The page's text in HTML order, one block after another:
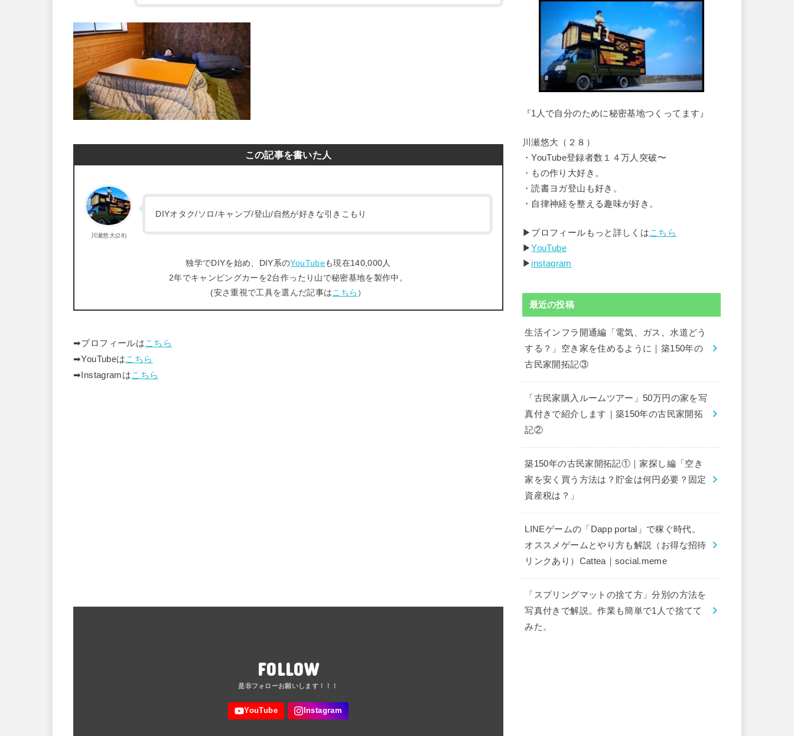
この記事を書いた人
川瀬悠大(28)
DIYオタク/ソロ/キャンプ/登山/自然が好きな引きこもり
独学でDIYを始め、DIY系のYouTubeも現在140,000人
2年でキャンピングカーを2台作ったり山で秘密基地を製作中。
(安さ重視で工具を選んだ記事はこちら ）
➡︎プロフィールはこちら
➡︎YouTubeはこちら
➡︎Instagramはこちら
FOLLOW
『1人で自分のために秘密基地つくってます』
川瀬悠大（２８）
・YouTube登録者数１４万人突破〜
・もの作り大好き。
・読書ヨガ登山も好き。
・自律神経を整える趣味が好き。
▶︎プロフィールもっと詳しくはこちら
▶︎YouTube
▶︎ instagram
最近の投稿
生活インフラ開通編「電気、ガス、水道どう
する？」空き家を住めるように｜築150年の
古民家開拓記③
「古民家購入ルームツアー」50万円の家を写
真付きで紹介します｜築150年の古民家開拓
記②
築150年の古民家開拓記①｜家探し編「空き
家を安く買う方法は？貯金は何円必要？固定
資産税は？」
LINEゲームの「Dapp portal」で稼ぐ時代。
オススメゲームとやり方も解説（お得な招待
リンクあり）Cattea｜social.meme
「スプリングマットの捨て方」分別の方法を
写真付きで解説。作業も簡単で1人で捨てて
みた。